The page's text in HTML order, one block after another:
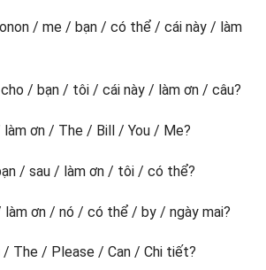
/ me / bạn / có thể / cái này / làm
/ bạn / tôi / cái này / làm ơn / câu?
ơn / The / Bill / You / Me?
/ sau / làm ơn / tôi / có thể?
ơn / nó / có thể / by / ngày mai?
/ The / Please / Can / Chi tiết?